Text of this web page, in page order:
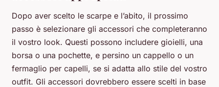
Dopo aver scelto le scarpe e l’abito, il prossimo
passo è selezionare gli accessori che completeranno
il vostro look. Questi possono includere gioielli, una
borsa o una pochette, e persino un cappello o un
fermaglio per capelli, se si adatta allo stile del vostro
outfit. Gli accessori dovrebbero essere scelti in base